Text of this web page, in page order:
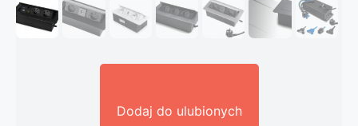
Dodaj do ulubionych